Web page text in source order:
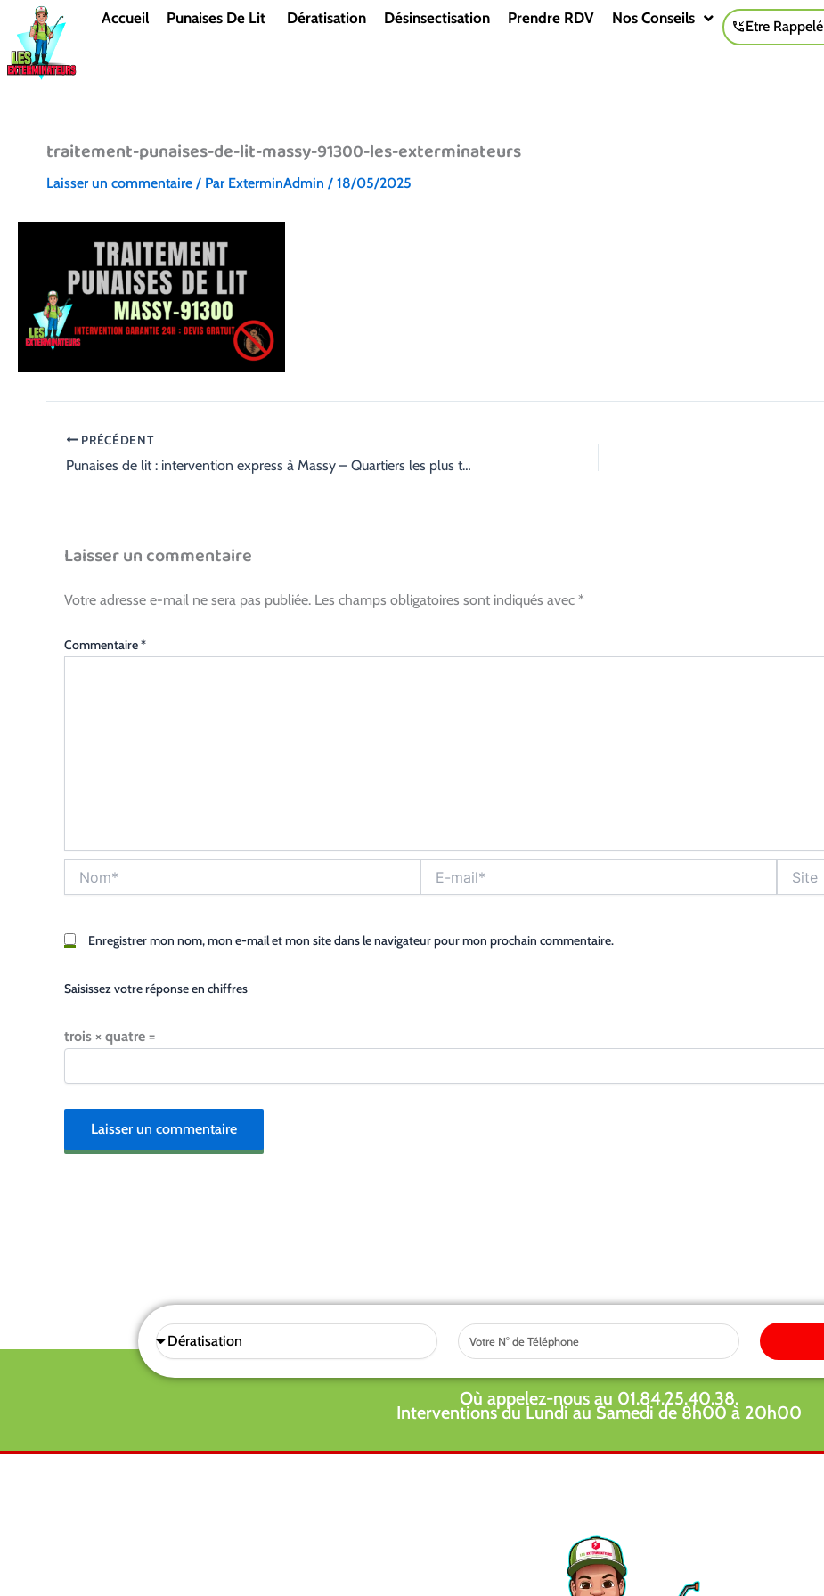
contenu
Accueil Punaises De Lit Dératisation Désinsectisation Prendre RDV Nos Conseils Etre Rappelé
traitement-punaises-de-lit-massy-91300-les-exterminateurs
Laisser un commentaire / Par ExterminAdmin / 18/05/2025
PRÉCÉDENT
Punaises de lit : intervention express à Massy – Quartiers les plus touchés
Laisser un commentaire
Votre adresse e-mail ne sera pas publiée. Les champs obligatoires sont indiqués avec *
Commentaire*
mail*
Enregistrer mon nom, mon e-mail et mon site dans le navigateur pour mon prochain commentaire.
Saisissez votre réponse en chiffres
trois × quatre =
Sélectionnez
une
Tel
Où appelez-nous au 01.84.25.40.38.
Interventions du Lundi au Samedi de 8h00 à 20h00